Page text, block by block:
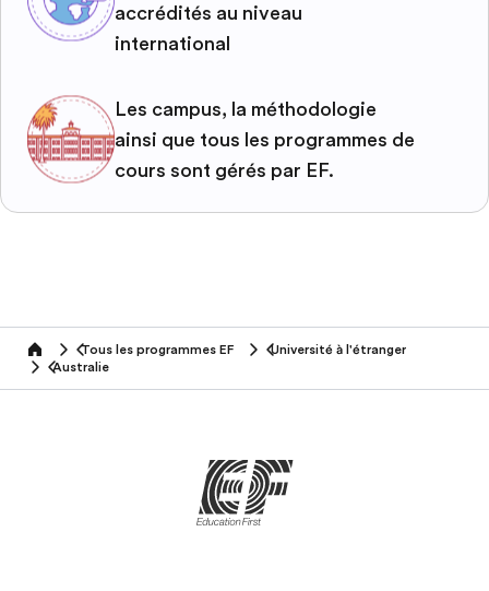
accrédités au niveau
international
Les campus, la méthodologie
ainsi que tous les programmes de
cours sont gérés par EF.
home Tous les programmes EF
Université à l'étranger
Australie